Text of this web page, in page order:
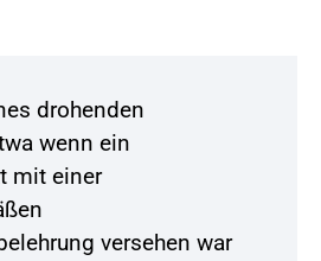
drohenden
wenn ein
mit einer
versehen war